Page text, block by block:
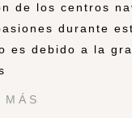
de los centros
durante
es debido a la
MÁS